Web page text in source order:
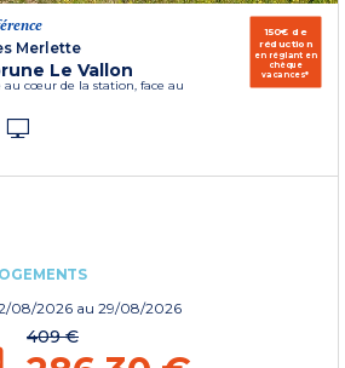
Merlette
Le Vallon
au cœur de la station, face au
150€ de
réduction
en réglant en
chèque
vacances*
08/2026 au 29/08/2026
409 €